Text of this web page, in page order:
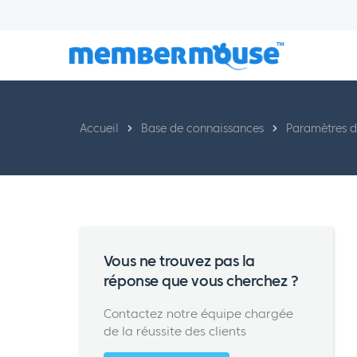
Accueil Base de connaissances Paramètres
Vous ne trouvez pas la
réponse que vous cherchez ?
Contactez notre équipe chargée
de la réussite des clients